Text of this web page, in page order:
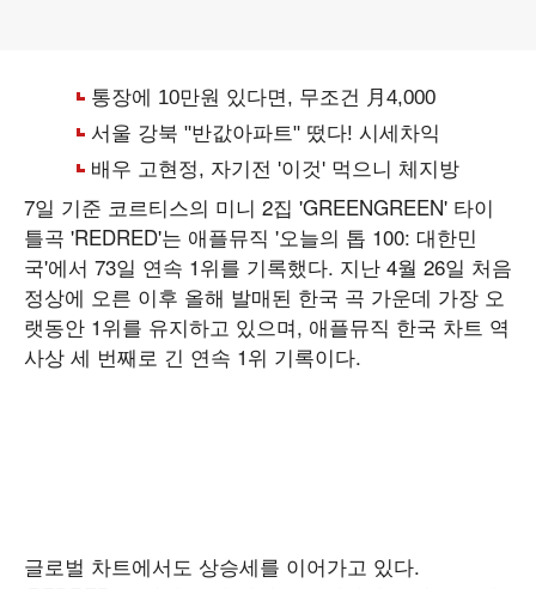
7일 기준 코르티스의 미니 2집 'GREENGREEN' 타이
틀곡 'REDRED'는 애플뮤직 '오늘의 톱 100: 대한민
국'에서 73일 연속 1위를 기록했다. 지난 4월 26일 처음
정상에 오른 이후 올해 발매된 한국 곡 가운데 가장 오
랫동안 1위를 유지하고 있으며, 애플뮤직 한국 차트 역
사상 세 번째로 긴 연속 1위 기록이다.
글로벌 차트에서도 상승세를 이어가고 있다.